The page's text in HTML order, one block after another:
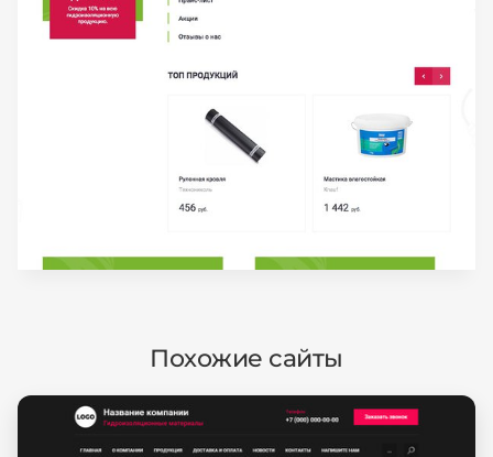
Похожие сайты